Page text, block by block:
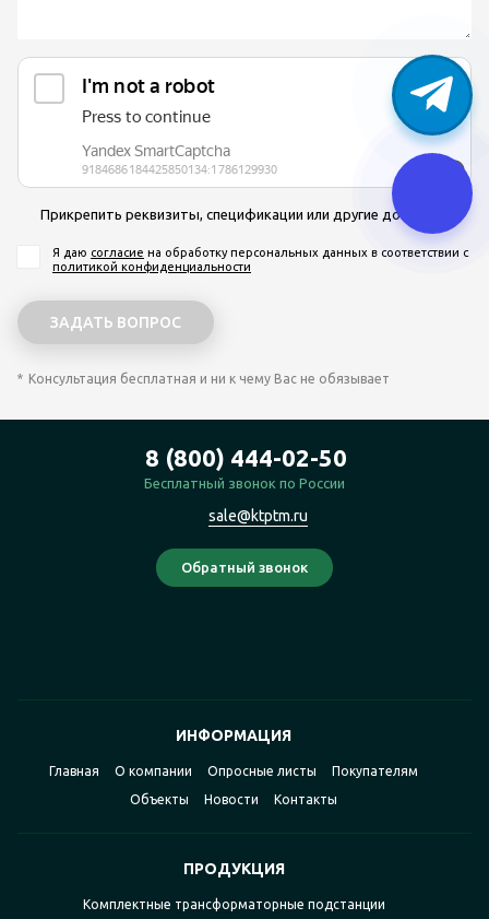
Прикрепить реквизиты, спецификации или другие документы
Я даю согласие на обработку персональных данных в соответствии с
политикой конфиденциальности
Консультация бесплатная и ни к чему Вас не обязывает
8 (800) 444-02-50
Бесплатный звонок по России
sale@ktptm.ru
ИНФОРМАЦИЯ
Главная О компании Опросные листы
Покупателям
Объекты
Новости Контакты
ПРОДУКЦИЯ
Комплектные трансформаторные подстанции